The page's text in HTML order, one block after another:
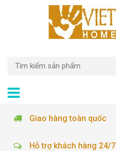
Giao hàng toàn quốc
Hỗ trợ khách hàng 24/7